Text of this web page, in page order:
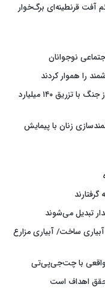
آفت قرنطینه‌ای برگ‌خوار
نوجوانان
را هموار کردند
مهار موج تعدیل نیروی شرکت‌های فناور پس از جنگ با تزریق ۱۴۰ میلیارد
زنان با پیمایش
تبدیل می‌شوند
ساخت/ آبیاری مزارع
واقعی با چت‌جی‌پی‌تی
اهداف است